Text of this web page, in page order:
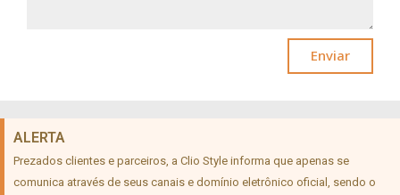
Enviar
ALERTA
Prezados clientes e parceiros, a Clio Style informa que apenas se
comunica através de seus canais e domínio eletrônico oficial, sendo o